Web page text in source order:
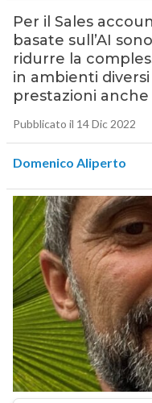
Per il Sales
basate sull’AI
ridurre la
in ambienti
prestazioni
Pubblicato il 14 Dic 2022
Domenico Aliperto